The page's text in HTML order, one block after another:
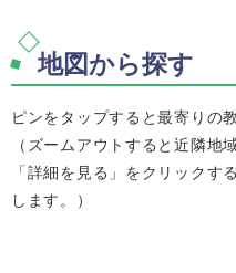
地図から探す
ピンをタップすると最寄りの
（ズームアウトすると近隣地
「詳細を見る」をクリックす
します。）